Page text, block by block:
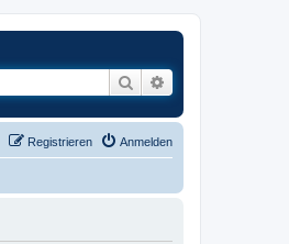
Suche
Anmelden
Registrieren